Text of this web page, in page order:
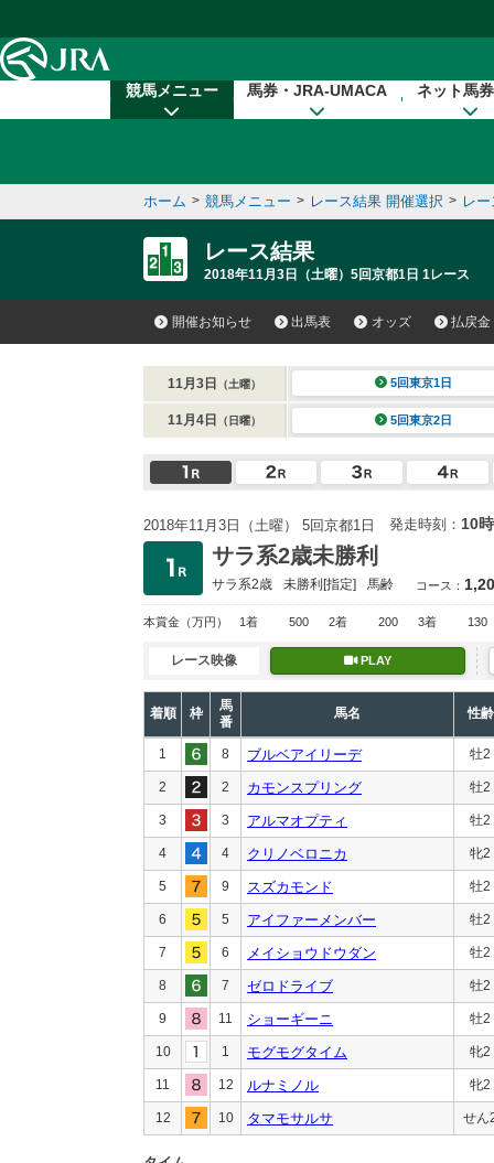
競馬メニュー 馬券・JRA-UMACA ネット馬
ホーム > 競馬メニュー > レース結果 開催選択 > レ
レース結果
2018年11月3日（土曜）5回京都1日 1レース
開催お知らせ 出馬表 オッズ 払戻金
11月3日 （土曜） 5回東京1日
11月4日 （日曜） 5回東京2日
2018年11月3日（土曜） 5回京都1日 発走時刻： 10
サラ系2歳未勝利
サラ系2歳 未勝利[指定] 馬齢 コース：
本賞金 （万円） 1着 500 2着 200 3着 130
レース映像 PLAY
着順 枠
馬
番
馬名 性齢
1 8 ブルベアイリーデ 牡2
2 2 カモンスプリング 牡2
3 3 アルマオプティ 牡2
4 4 クリノベロニカ 牝2
5 9 スズカモンド 牡2
6 5 アイファーメンバー 牡2
7 6 メイショウドウダン 牡2
8 7 ゼロドライブ 牡2
9 11 ショーギーニ 牡2
10 1 モグモグタイム 牝2
11 12 ルナミノル 牝2
12 10 タマモサルサ せん